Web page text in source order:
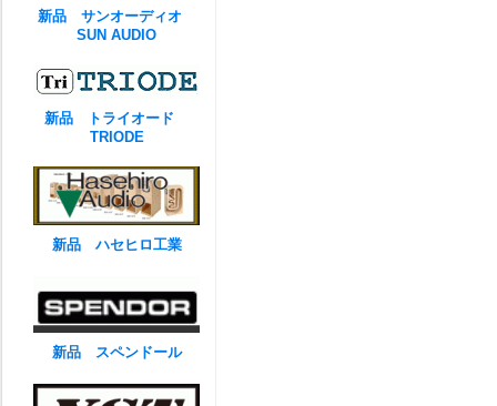
新品 サンオーディオ
SUN AUDIO
新品 トライオード
TRIODE
新品 ハセヒロ工業
新品 スペンドール